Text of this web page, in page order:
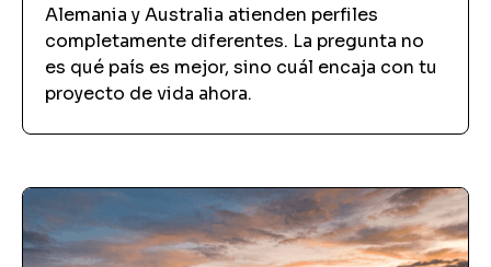
Alemania y Australia atienden perfiles
completamente diferentes. La pregunta no
es qué país es mejor, sino cuál encaja con tu
proyecto de vida ahora.